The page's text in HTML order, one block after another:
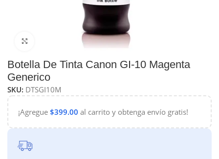
Haga Click para agrandar
Botella De Tinta Canon GI-10 Magenta
Generico
SKU: DTSGI10M
¡Agregue$399.00 al carrito y obtenga envío gratis!